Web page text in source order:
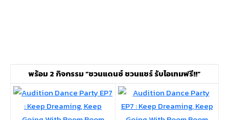
พร้อม 2 กิจกรรม “ชวนแดนซ์ ชวนแชร์ รับไอเทมฟรี!!”